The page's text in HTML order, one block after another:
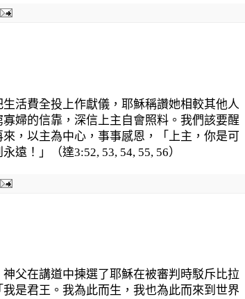
活費全投上作獻儀，耶穌稱讚她相較其他人
婦的信靠，深信上主自會照料。我們該要醒
，以主為中心，事事感恩，「上主，你是可
遠！」（達3:52, 53, 54, 55, 56）
父在講道中揀選了耶穌在被審判時駁斥比拉
是君王。我為此而生，我也為此而來到世界